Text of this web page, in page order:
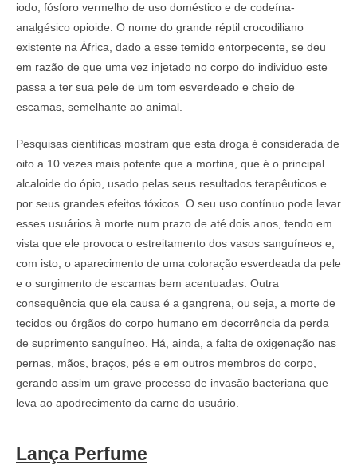
iodo, fósforo vermelho de uso doméstico e de codeína-
analgésico opioide. O nome do grande réptil crocodiliano
existente na África, dado a esse temido entorpecente, se deu
em razão de que uma vez injetado no corpo do individuo este
passa a ter sua pele de um tom esverdeado e cheio de
escamas, semelhante ao animal.
Pesquisas científicas mostram que esta droga é considerada de
oito a 10 vezes mais potente que a morfina, que é o principal
alcaloide do ópio, usado pelas seus resultados terapêuticos e
por seus grandes efeitos tóxicos. O seu uso contínuo pode levar
esses usuários à morte num prazo de até dois anos, tendo em
vista que ele provoca o estreitamento dos vasos sanguíneos e,
com isto, o aparecimento de uma coloração esverdeada da pele
e o surgimento de escamas bem acentuadas. Outra
consequência que ela causa é a gangrena, ou seja, a morte de
tecidos ou órgãos do corpo humano em decorrência da perda
de suprimento sanguíneo. Há, ainda, a falta de oxigenação nas
pernas, mãos, braços, pés e em outros membros do corpo,
gerando assim um grave processo de invasão bacteriana que
leva ao apodrecimento da carne do usuário.
Lança Perfume